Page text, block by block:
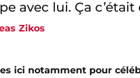
avec lui. Ça
Zikos
ici notamment pour